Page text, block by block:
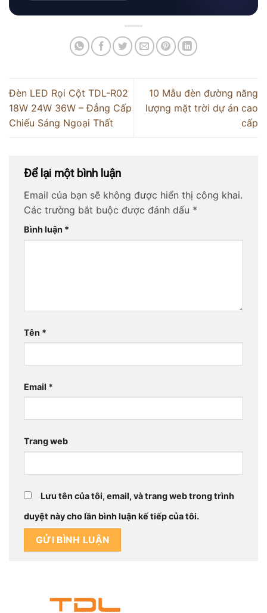
Đèn LED Rọi Cột TDL-R02
18W 24W 36W – Đẳng Cấp
Chiếu Sáng Ngoại Thất
10 Mẫu đèn đường năng
lượng mặt trời dự án cao
cấp
Để lại một bình luận
Email của bạn sẽ không được hiển thị công khai.
Các trường bắt buộc được đánh dấu *
Bình luận *
Tên *
Email *
Trang web
Lưu tên của tôi, email, và trang web trong trình
duyệt này cho lần bình luận kế tiếp của tôi.